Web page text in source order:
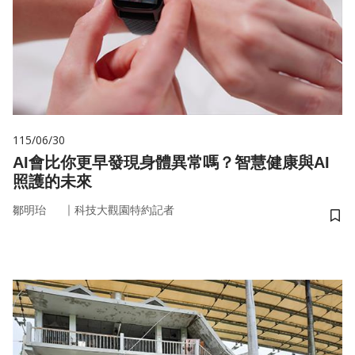
115/06/30
AI會比你更早發現身體異常嗎？智慧健康與AI
照護的未來
鄒明珆 ｜ 科技大觀園特約記者
儲